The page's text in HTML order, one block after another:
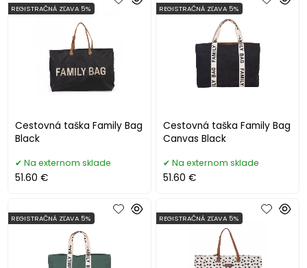
Cestovná taška Family Bag
Black
REGISTRAČNÁ ZĽAVA 5%
Na externom sklade
51.60 €
Cestovná taška Family Bag
Canvas Black
REGISTRAČNÁ ZĽAVA 5%
Na externom sklade
51.60 €
REGISTRAČNÁ ZĽAVA 5% REGISTRAČNÁ ZĽAVA 5%